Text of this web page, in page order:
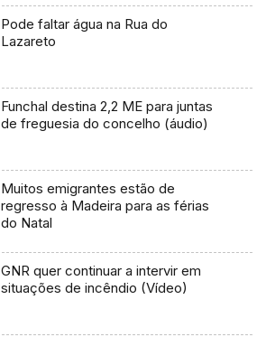
Pode faltar água na Rua do
Lazareto
Funchal destina 2,2 ME para juntas
de freguesia do concelho (áudio)
Muitos emigrantes estão de
regresso à Madeira para as férias
do Natal
GNR quer continuar a intervir em
situações de incêndio (Vídeo)